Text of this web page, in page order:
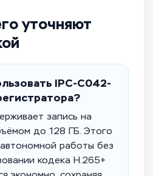
уточняют
IPC-C042-
запись на
до 128 ГБ. Этого
работы без
кодека H.265+